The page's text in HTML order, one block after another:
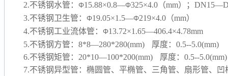
2.不锈钢水管：Φ15.88×0.8—Φ325×4.0（mm）；
3.不锈钢卫生管：Φ19.05×1.5—Φ219×4.0（mm）
4.不锈钢工业流体管：Φ13.72×1.65—406.4×4.78mm
5.不锈钢方管：8*8—280*280(mm) 厚度：0.5--5.0(mm)
6.不锈钢矩管：20*10—100*200(mm) 厚度：0.5--5.0(mm)
7.不锈钢异型管：椭圆管、平椭管、三角管、扇形管、